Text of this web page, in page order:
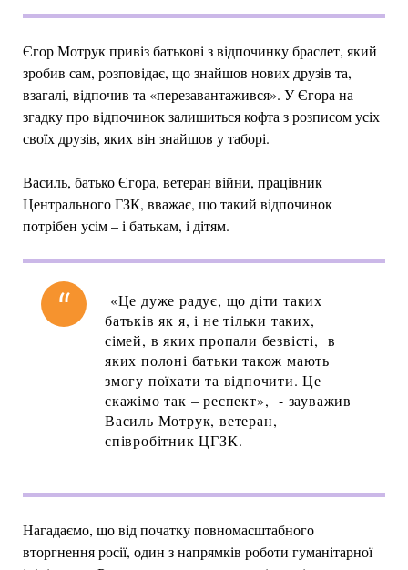
Єгор Мотрук привіз батькові з відпочинку браслет, який
зробив сам, розповідає, що знайшов нових друзів та,
взагалі, відпочив та «перезавантажився». У Єгора на
згадку про відпочинок залишиться кофта з розписом усіх
своїх друзів, яких він знайшов у таборі.
Василь, батько Єгора, ветеран війни, працівник
Центрального ГЗК, вважає, що такий відпочинок
потрібен усім – і батькам, і дітям.
«Це дуже радує, що діти таких
батьків як я, і не тільки таких,
сімей, в яких пропали безвісті, в
яких полоні батьки також мають
змогу поїхати та відпочити. Це
скажімо так – респект», - зауважив
Василь Мотрук, ветеран,
співробітник ЦГЗК.
Нагадаємо, що від початку повномасштабного
вторгнення росії, один з напрямків роботи гуманітарної